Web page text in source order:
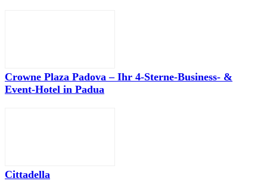
Crowne Plaza Padova – Ihr 4-Sterne-Business- &
Event-Hotel in Padua
Cittadella